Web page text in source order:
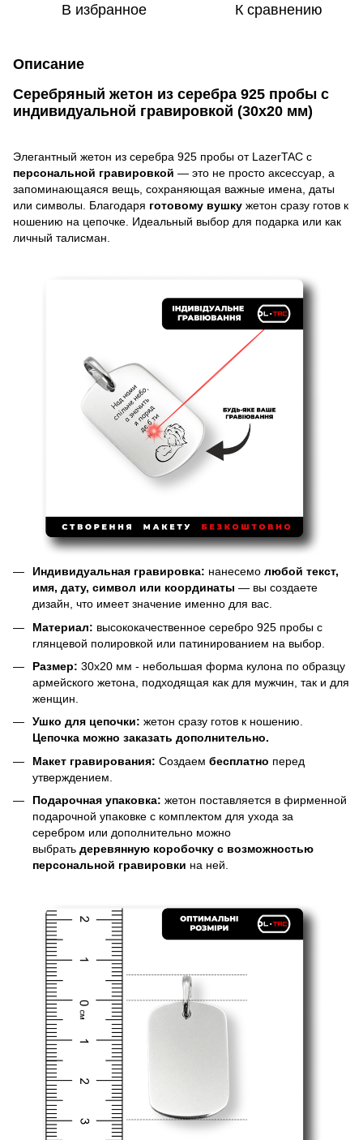
В избранное К сравнению
Описание
Серебряный жетон из серебра 925 пробы с
индивидуальной гравировкой (30х20 мм)
Элегантный жетон из серебра 925 пробы от LazerTAC с
персональной гравировкой — это не просто аксессуар, а
запоминающаяся вещь, сохраняющая важные имена, даты
или символы. Благодаря готовому вушку жетон сразу готов к
ношению на цепочке. Идеальный выбор для подарка или как
личный талисман.
Индивидуальная гравировка: нанесемо любой текст,
имя, дату, символ или координаты — вы создаете
дизайн, что имеет значение именно для вас.
Материал: высококачественное серебро 925 пробы с
глянцевой полировкой или патинированием на выбор.
Размер: 30х20 мм - небольшая форма кулона по образцу
армейского жетона, подходящая как для мужчин, так и для
женщин.
Ушко для цепочки: жетон сразу готов к ношению.
Цепочка можно заказать дополнительно.
Макет гравирования: Создаем бесплатно перед
утверждением.
Подарочная упаковка: жетон поставляется в фирменной
подарочной упаковке с комплектом для ухода за
серебром или дополнительно можно
выбрать деревянную коробочку с возможностью
персональной гравировки на ней.